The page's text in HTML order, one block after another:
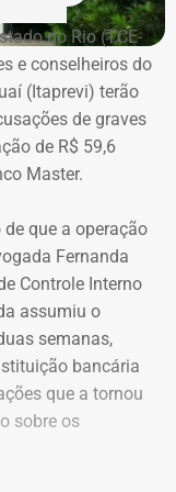
representante da
que atua no
2026 — Foto:
do Rio (TCE-
e conselheiros do
(Itaprevi) terão
de graves
de R$ 59,6
Master.
que a operação
Fernanda
Controle Interno
assumiu o
semanas,
bancária
que a tornou
sobre os